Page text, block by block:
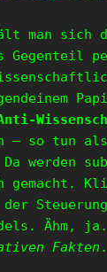
man
so tun
werden
Steuerung
Fakten